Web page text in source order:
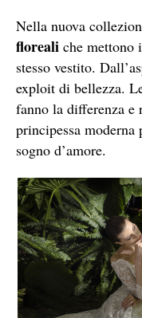
Nella nuova
floreali che mettono
stesso vestito.
exploit di bellezza.
fanno la differenza e
principessa
sogno d’amore.